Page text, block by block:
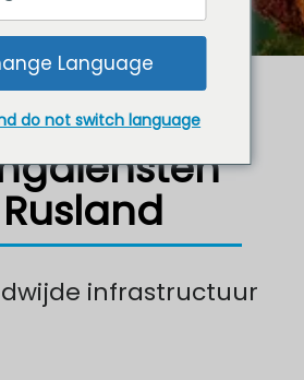
VPS-
infrastructuur
Language
do not switch language